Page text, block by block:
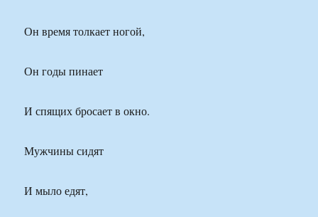
Он время толкает ногой,
Он годы пинает
И спящих бросает в окно.
Мужчины сидят
И мыло едят,